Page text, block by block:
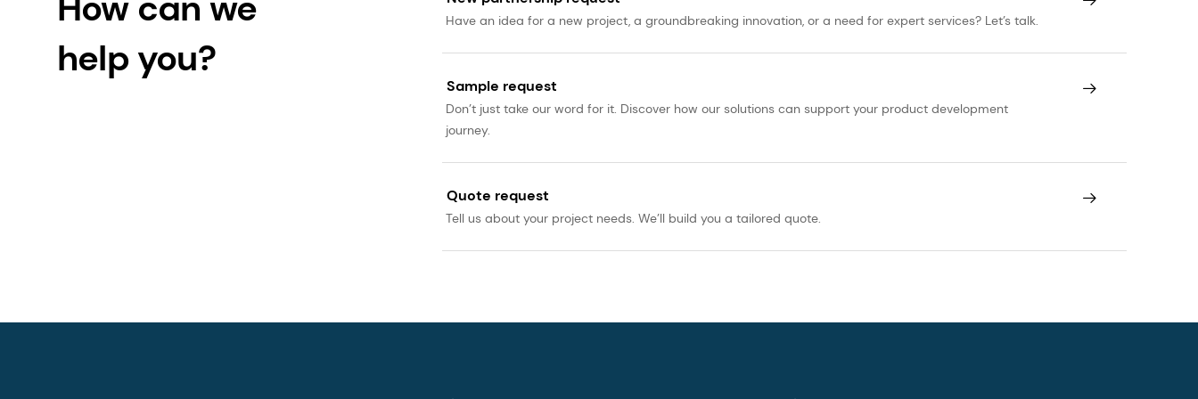
depressive disorder.Psychotherapy& Psychodynamics.2019, 88(5):263-273.
13. Mockingら、大うつ病性障害に対するオメガ3多価不飽和脂肪酸補充に関するメタ分析とメタ回帰。Translational Psychiatry, 2016, 6(3):e756.
help you?
Have an idea for a new project, a groundbreaking innovation, or a need for expert services? Let’s talk.
Sample request
Don’t just take our word for it. Discover how our solutions can support your product development
journey.
Quote request
Tell us about your project needs. We’ll build you a tailored quote.